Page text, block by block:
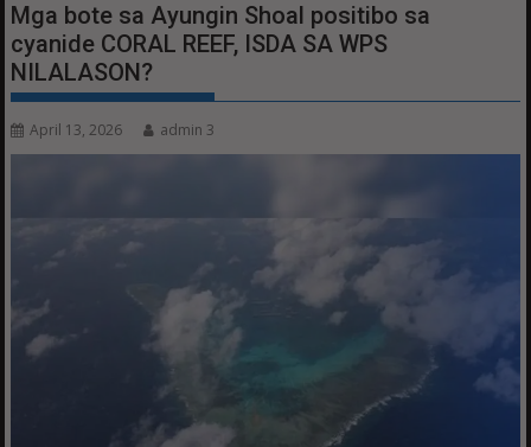
Mga bote sa Ayungin Shoal positibo sa
cyanide CORAL REEF, ISDA SA WPS
NILALASON?
April 13, 2026 admin 3